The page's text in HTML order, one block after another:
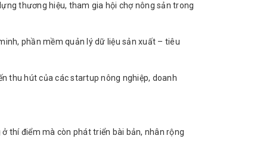
thương hiệu, tham gia hội chợ nông sản trong
phần mềm quản lý dữ liệu sản xuất – tiêu
thu hút của các startup nông nghiệp, doanh
thí điểm mà còn phát triển bài bản, nhân rộng